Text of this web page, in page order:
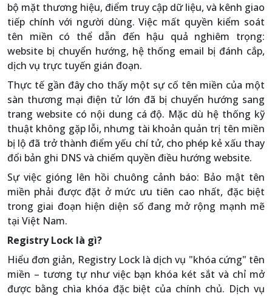
bộ mặt thương hiệu, điểm truy cập dữ liệu, và kênh giao
tiếp chính với người dùng. Việc mất quyền kiểm soát
tên miền có thể dẫn đến hậu quả nghiêm trọng:
website bị chuyển hướng, hệ thống email bị đánh cắp,
dịch vụ trực tuyến gián đoạn.
Thực tế gần đây cho thấy một sự cố tên miền của một
sàn thương mại điện tử lớn đã bị chuyển hướng sang
trang website có nội dung cá độ. Mặc dù hệ thống kỹ
thuật không gặp lỗi, nhưng tài khoản quản trị tên miền
bị lộ đã trở thành điểm yếu chí tử, cho phép kẻ xấu thay
đổi bản ghi DNS và chiếm quyền điều hướng website.
Sự việc gióng lên hồi chuông cảnh báo: Bảo mật tên
miền phải được đặt ở mức ưu tiên cao nhất, đặc biệt
trong giai đoạn hiện diện số đang mở rộng mạnh mẽ
tại Việt Nam.
Registry Lock là gì?
Hiểu đơn giản, Registry Lock là dịch vụ "khóa cứng" tên
miền – tương tự như việc bạn khóa két sắt và chỉ mở
được bằng chìa khóa đặc biệt của chính chủ. Dịch vụ